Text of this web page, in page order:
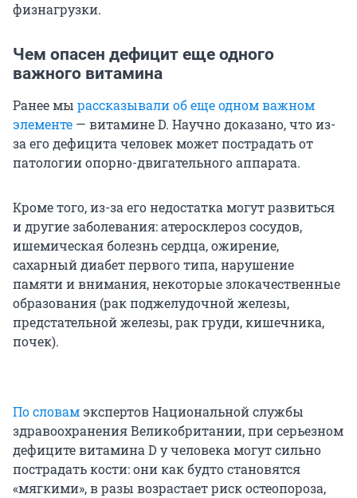
физнагрузки.
Чем опасен дефицит еще одного
важного витамина
Ранее мы рассказывали об еще одном важном
элементе — витамине D. Научно доказано, что из-
за его дефицита человек может пострадать от
патологии опорно-двигательного аппарата.
Кроме того, из-за его недостатка могут развиться
и другие заболевания: атеросклероз сосудов,
ишемическая болезнь сердца, ожирение,
сахарный диабет первого типа, нарушение
памяти и внимания, некоторые злокачественные
образования (рак поджелудочной железы,
предстательной железы, рак груди, кишечника,
почек).
По словамэкспертов Национальной службы
здравоохранения Великобритании, при серьезном
дефиците витамина D у человека могут сильно
пострадать кости: они как будто становятся
«мягкими», в разы возрастает риск остеопороза,